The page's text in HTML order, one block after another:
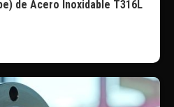
de Acero Inoxidable T316L